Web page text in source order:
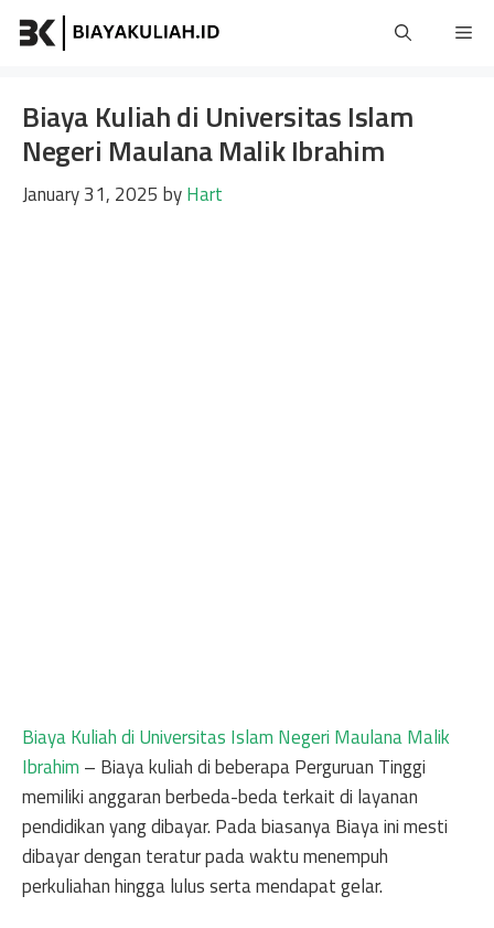
Skip
Biaya Kuliah di Universitas Islam
Negeri Maulana Malik Ibrahim
January 31, 2025 byHart
Biaya Kuliah di Universitas Islam Negeri Maulana Malik
Ibrahim – Biaya kuliah di beberapa Perguruan Tinggi
memiliki anggaran berbeda-beda terkait di layanan
pendidikan yang dibayar. Pada biasanya Biaya ini mesti
dibayar dengan teratur pada waktu menempuh
perkuliahan hingga lulus serta mendapat gelar.